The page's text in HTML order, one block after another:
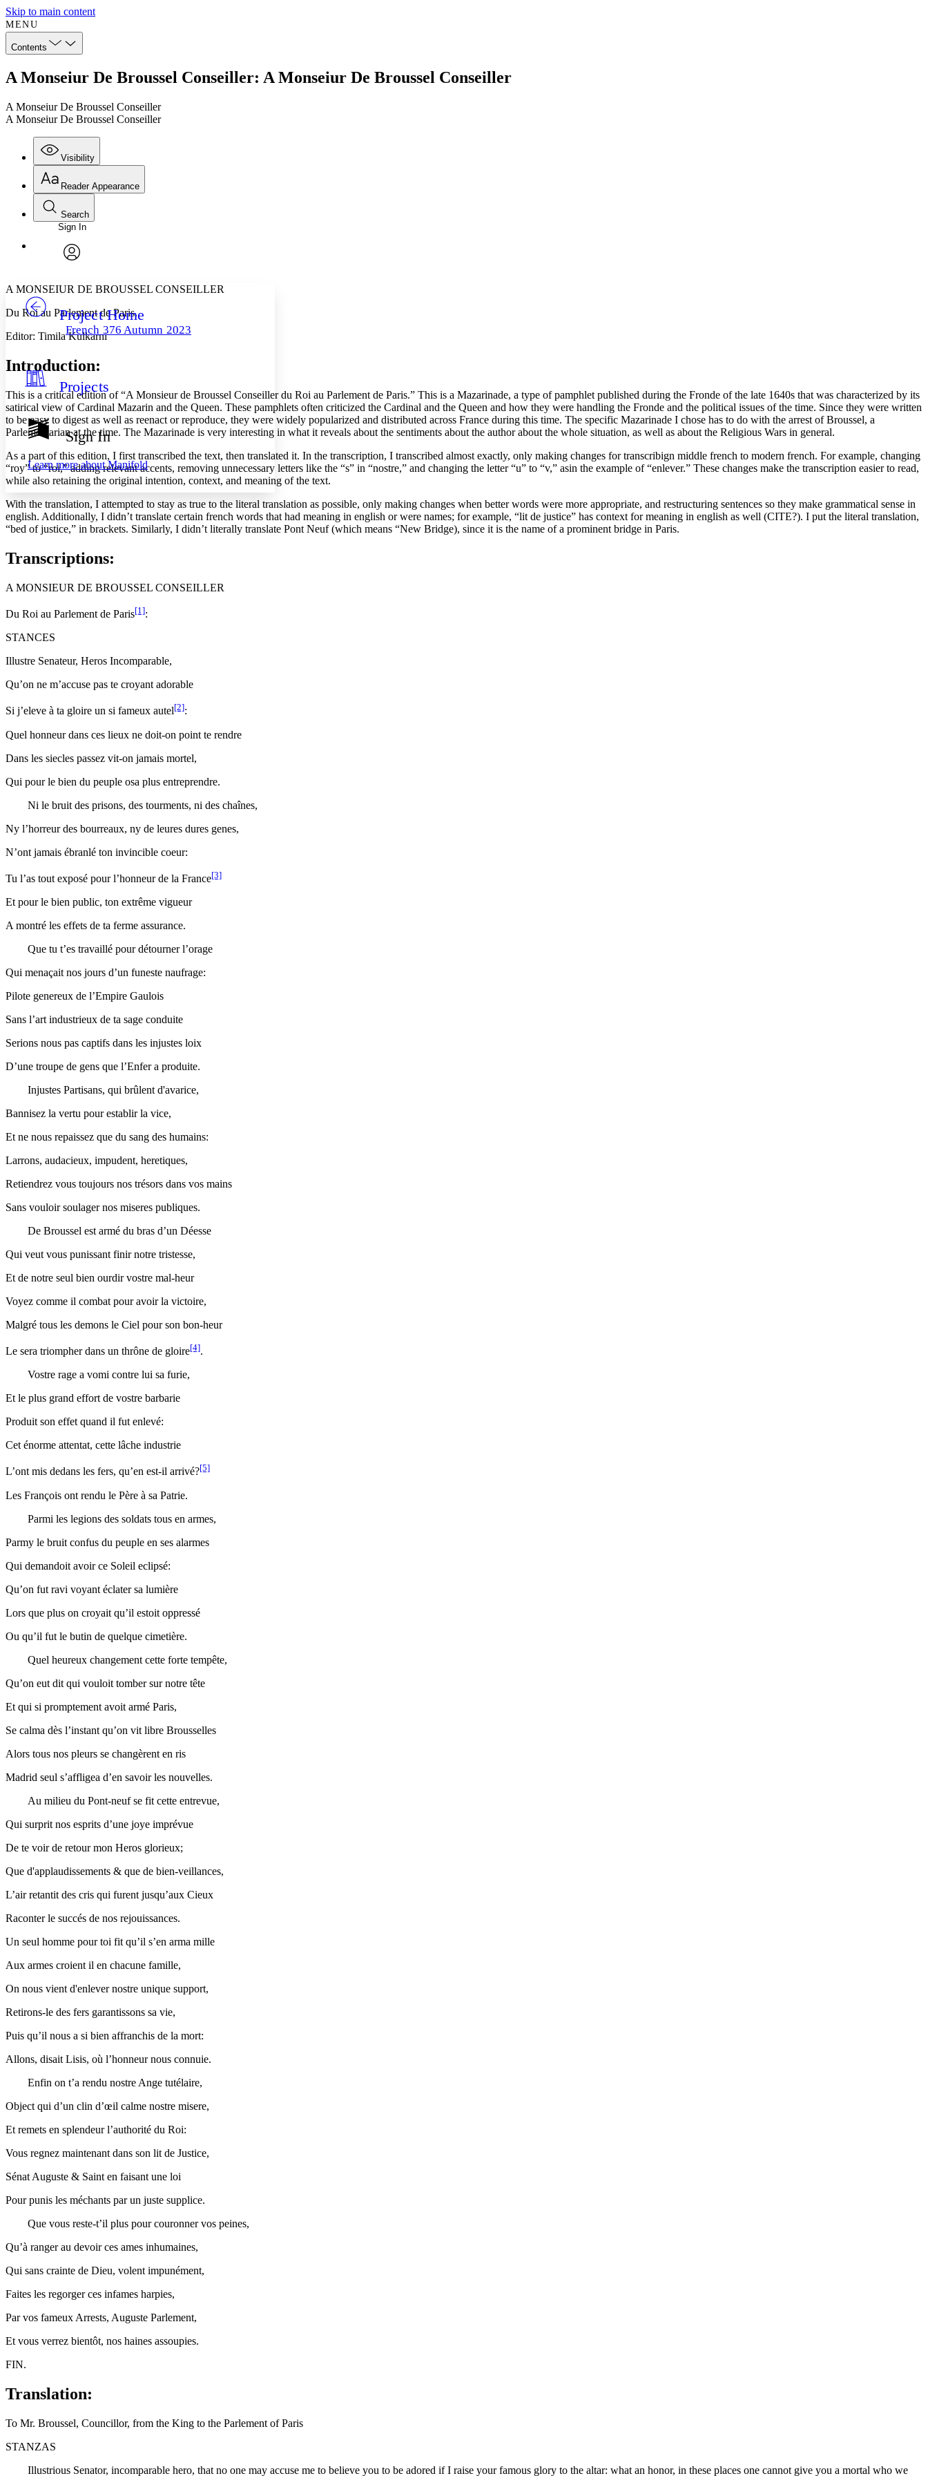
Skip to main content
MENU
Contents
A Monseiur De Broussel Conseiller: A Monseiur De Broussel Conseiller
A Monseiur De Broussel Conseiller
A Monseiur De Broussel Conseiller
Visibility
Annotations
Others
Resources
Show all
Show all Hide all
Reader Appearance
Font
Font style
Decrease font size
Decrease font size
Color Scheme
Light
Dark
Annotation contrast
abc Low
abc High
Margins
Increase text margins
Search
Enter search criteria
Search within:
Sign In
Project Home
French 376 Autumn 2023
Projects
Sign In
Learn more aboutManifold
A MONSEIUR DE BROUSSEL CONSEILLER
Du Roi au Parlement de Paris.
Editor: Timila Kulkarni
Introduction:
This is a critical edition of “A Monsieur de Broussel Conseiller du Roi au Parlement de Paris.” This is a Mazarinade, a type of pamphlet published during the Fronde of the late 1640s that was characterized by its
satirical view of Cardinal Mazarin and the Queen. These pamphlets often criticized the Cardinal and the Queen and how they were handling the Fronde and the political issues of the time. Since they were written
to be easy to digest as well as reenact or reproduce, they were widely popularized and distributed across France during this time. The specific Mazarinade I chose has to do with the arrest of Broussel, a
Parlementarian at the time. The Mazarinade is very interesting in what it reveals about the sentiments about the author about the whole situation, as well as about the Religious Wars in general.
As a part of this edition, I first transcribed the text, then translated it. In the transcription, I transcribed almost exactly, only making changes for transcribign middle french to modern french. For example, changing
“roy” to “roi,” adding relevant accents, removing unnecessary letters like the “s” in “nostre,” and changing the letter “u” to “v,” asin the example of “enlever.” These changes make the transcription easier to read,
while also retaining the original intention, context, and meaning of the text.
With the translation, I attempted to stay as true to the literal translation as possible, only making changes when better words were more appropriate, and restructuring sentences so they make grammatical sense in
english. Additionally, I didn’t translate certain french words that had meaning in english or were names; for example, “lit de justice” has context for meaning in english as well (CITE?). I put the literal translation,
“bed of justice,” in brackets. Similarly, I didn’t literally translate Pont Neuf (which means “New Bridge), since it is the name of a prominent bridge in Paris.
Transcriptions:
A MONSIEUR DE BROUSSEL CONSEILLER
Du Roi au Parlement de Paris[1]:
STANCES
Illustre Senateur, Heros Incomparable,
Qu’on ne m’accuse pas te croyant adorable
Si j’eleve à ta gloire un si fameux autel[2]:
Quel honneur dans ces lieux ne doit-on point te rendre
Dans les siecles passez vit-on jamais mortel,
Qui pour le bien du peuple osa plus entreprendre.
Ni le bruit des prisons, des tourments, ni des chaînes,
Ny l’horreur des bourreaux, ny de leures dures genes,
N’ont jamais ébranlé ton invincible coeur:
Tu l’as tout exposé pour l’honneur de la France[3]
Et pour le bien public, ton extrême vigueur
A montré les effets de ta ferme assurance.
Que tu t’es travaillé pourdétournerl’orage
Qui menaçait nos jours d’un funeste naufrage:
Pilote genereux de l’Empire Gaulois
Sans l’art industrieux de ta sage conduite
Serions nous pas captifs dans les injustes loix
D’une troupe de gens que l’Enfer a produite.
Injustes Partisans, qui brûlent d'avarice,
Bannisez la vertu pour establir la vice,
Et ne nous repaissez que du sang des humains:
Larrons, audacieux, impudent, heretiques,
Retiendrez vous toujours nos trésors dans vos mains
Sans vouloir soulager nos miseres publiques.
De Broussel est armé du bras d’un Déesse
Qui veut vous punissant finirnotre tristesse,
Et de notre seul bien ourdir vostre mal-heur
Voyez comme il combat pour avoir la victoire,
Malgré tous les demons le Ciel pour son bon-heur
Le sera triompher dans un thrône de gloire[4].
Vostre rage a vomi contre lui sa furie,
Et le plus grand effort de vostre barbarie
Produit son effet quand il fut enlevé:
Cet énorme attentat, cette lâche industrie
L’ont mis dedans les fers, qu’en est-il arrivé?[5]
Les François ont rendu le Père à sa Patrie.
Parmi les legions des soldats tous en armes,
Parmy le bruit confus du peuple en ses alarmes
Qui demandoit avoir ce Soleil eclipsé:
Qu’on fut ravi voyant éclater sa lumière
Lors que plus on croyait qu’il estoit oppressé
Ou qu’il fut le butin de quelque cimetière.
Quel heureux changement cette forte tempête,
Qu’on eut dit qui vouloit tomber surnotre tête
Et qui si promptement avoit armé Paris,
Se calma dès l’instant qu’on vit libre Brousselles
Alors tous nos pleurs se changèrent en ris
Madrid seul s’affligea d’en savoir les nouvelles.
Au milieu du Pont-neuf se fit cette entrevue,
Qui surprit nos esprits d’une joye imprévue
De te voir de retour mon Heros glorieux;
Que d'applaudissements & que de bien-veillances,
L’air retantit des cris qui furent jusqu’aux Cieux
Raconter le succés de nos rejouissances.
Un seul homme pourtoi fit qu’il s’en arma mille
Aux armes croient il en chacune famille,
On nous vient d'enlevernostre unique support,
Retirons-le des fers garantissons sa vie,
Puis qu’il nous a si bien affranchis de la mort:
Allons, disait Lisis, où l’honneur nous connuie.
Enfin on t’a rendu nostre Ange tutélaire,
Object qui d’un clin d’œil calme nostre misere,
Et remets en splendeurl’authorité du Roi:
Vous regnez maintenant dans son lit de Justice,
Sénat Auguste & Saint en faisant une loi
Pour punis les méchants par un juste supplice.
Que vous reste-t’il plus pour couronner vos peines,
Qu’à ranger au devoirces ames inhumaines,
Qui sans crainte de Dieu, volent impunément,
Faites les regorger ces infames harpies,
Par vos fameux Arrests, Auguste Parlement,
Et vous verrez bientôt, nos haines assoupies.
FIN.
Translation:
To Mr. Broussel, Councillor, from the King to the Parlement of Paris
STANZAS
Illustrious Senator, incomparable hero, that no one may accuse me to believe you to be adored if I raise your famous glory to the altar: what an honor, in these places one cannot give you a mortal who we